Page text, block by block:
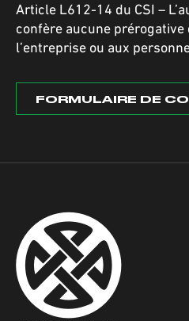
Article L612-14 du CSI –
confère aucune
l’entreprise ou aux
FORMULAIRE DE